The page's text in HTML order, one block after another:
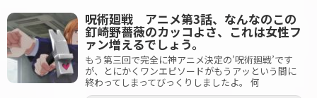
呪術廻戦 アニメ第3話、なんなのこの
釘崎野薔薇のカッコよさ、これは女性フ
ァン増えるでしょう。
もう第三回で完全に神アニメ決定の’呪術廻戦’です
が、とにかくワンエピソードがもうアッという間に
終わってしまってびっくりしましたよ。 何